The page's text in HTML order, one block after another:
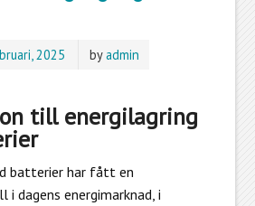
2025 byadmin
till energilagring
batterier har fått en
dagens energimarknad, i